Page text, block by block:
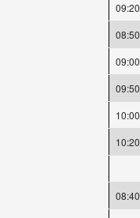
09:20
08:50
09:00
09:50
10:00
10:20
08:40